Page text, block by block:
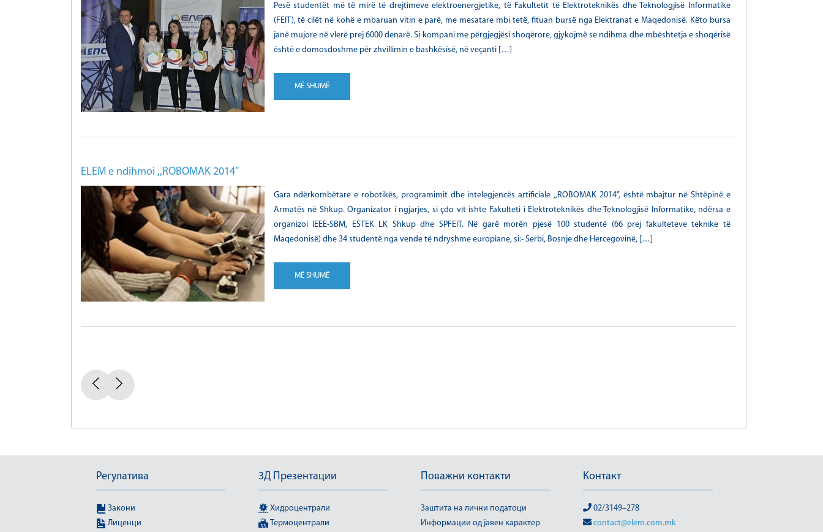
Pesë studentët më të mirë të drejtimeve elektroenergjetike, të Fakultetit të Elektroteknikës dhe Teknologjisë Informatike
(FEIT), të cilët në kohë e mbaruan vitin e parë, me mesatare mbi tetë, fituan bursë nga Elektranat e Maqedonisë. Këto bursa
janë mujore në vlerë prej 6000 denarë. Si kompani me përgjegjësi shoqërore, gjykojmë se ndihma dhe mbështetja e shoqërisë
është e domosdoshme për zhvillimin e bashkësisë, në veçanti […]
MË SHUMË
ELEM e ndihmoi ,,ROBOMAK 2014”
Gara ndërkombëtare e robotikës, programimit dhe intelegjencës artificiale ,,ROBOMAK 2014”, është mbajtur në Shtëpinë e
Armatës në Shkup. Organizator i ngjarjes, si çdo vit ishte Fakulteti i Elektroteknikës dhe Teknologjisë Informatike, ndërsa e
organizoi IEEE-SBM, ESTEK LK Shkup dhe SPFEIT. Në garë morën pjesë 100 studentë (66 prej fakulteteve teknike të
Maqedonisë) dhe 34 studentë nga vende të ndryshme europiane, si:- Serbi, Bosnje dhe Hercegovinë, […]
MË SHUMË
Регулатива
Закони
Лиценци
3Д Презентации
Хидроцентрали
Термоцентрали
Поважни контакти
Заштита на лични податоци
Информации од јавен карактер
Контакт
02/3149–278
contact@elem.com.mk